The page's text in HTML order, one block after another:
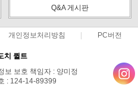
Q&A 게시판
개인정보처리방침 PC버전
치 퀼트
보 보호 책임자 : 양미정
: 124-14-89399